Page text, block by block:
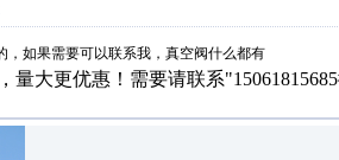
，如果需要可以联系我，真空阀什么都有
量大更优惠！需要请联系